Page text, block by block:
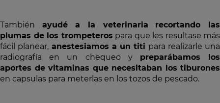
También ayudé a la veterinaria
recortando las
plumas de los trompeteros para que les resultase más
fácil planear, anestesiamos a un titi para realizarle una
radiografía en un chequeo y preparábamos los
aportes de vitaminas que necesitaban los tiburones
en capsulas para meterlas en los tozos de pescado.